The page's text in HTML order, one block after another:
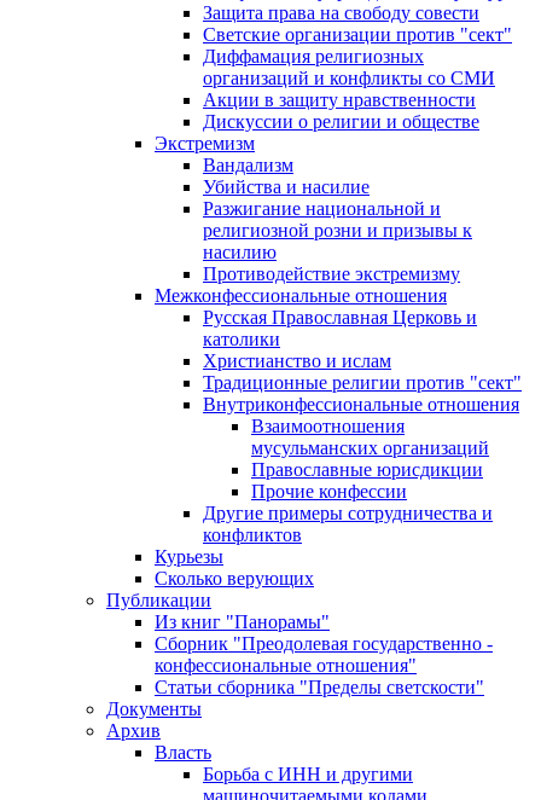
Защита права на свободу совести
Светские организации против "сект"
Диффамация религиозных
организаций и конфликты со СМИ
Акции в защиту нравственности
Дискуссии о религии и обществе
Экстремизм
Вандализм
Убийства и насилие
Разжигание национальной и
религиозной розни и призывы к
насилию
Противодействие экстремизму
Межконфессиональные отношения
Русская Православная Церковь и
католики
Христианство и ислам
Традиционные религии против "сект"
Внутриконфессиональные отношения
Взаимоотношения
мусульманских организаций
Православные юрисдикции
Прочие конфессии
Другие примеры сотрудничества и
конфликтов
Курьезы
Сколько верующих
Публикации
Из книг "Панорамы"
Сборник "Преодолевая государственно -
конфессиональные отношения"
Статьи сборника "Пределы светскости"
Документы
Архив
Власть
Борьба с ИНН и другими
машиночитаемыми кодами